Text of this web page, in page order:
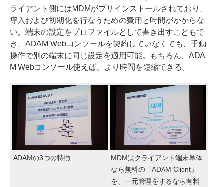
ライアント側にはMDMがプリインストールされており、
導入および初期化を行なうための費用と時間がかからな
い。端末の設定をプロファイルとして書き出すこともで
き、ADAM Webコンソールを契約していなくても、手動
操作で別の端末に同じ設定を適用可能。もちろん、ADA
M Webコンソール使えば、より時間を短縮できる。
ADAMの3つの特徴
MDMはクライアント端末単体
なら無料の「ADAM Client」
を、一元管理をするなら有料